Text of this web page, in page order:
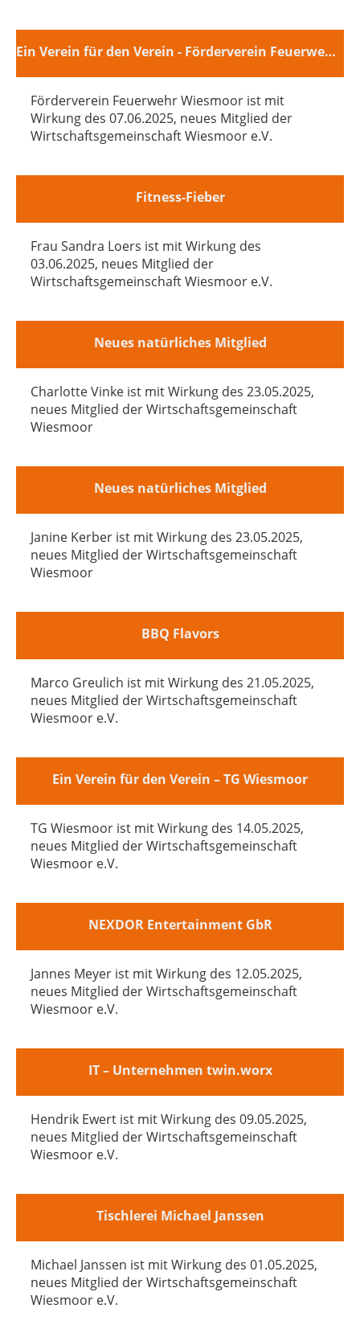
Ein Verein für den Verein - Förderverein Feuerwehr Wiesmoor
Förderverein Feuerwehr Wiesmoor ist mit
Wirkung des 07.06.2025, neues Mitglied der
Wirtschaftsgemeinschaft Wiesmoor e.V.
Fitness-Fieber
Frau Sandra Loers ist mit Wirkung des
03.06.2025, neues Mitglied der
Wirtschaftsgemeinschaft Wiesmoor e.V.
Neues natürliches Mitglied
Charlotte Vinke ist mit Wirkung des 23.05.2025,
neues Mitglied der Wirtschaftsgemeinschaft
Wiesmoor
Neues natürliches Mitglied
Janine Kerber ist mit Wirkung des 23.05.2025,
neues Mitglied der Wirtschaftsgemeinschaft
Wiesmoor
BBQ Flavors
Marco Greulich ist mit Wirkung des 21.05.2025,
neues Mitglied der Wirtschaftsgemeinschaft
Wiesmoor e.V.
Ein Verein für den Verein – TG Wiesmoor
TG Wiesmoor ist mit Wirkung des 14.05.2025,
neues Mitglied der Wirtschaftsgemeinschaft
Wiesmoor e.V.
NEXDOR Entertainment GbR
Jannes Meyer ist mit Wirkung des 12.05.2025,
neues Mitglied der Wirtschaftsgemeinschaft
Wiesmoor e.V.
IT – Unternehmen twin.worx
Hendrik Ewert ist mit Wirkung des 09.05.2025,
neues Mitglied der Wirtschaftsgemeinschaft
Wiesmoor e.V.
Tischlerei Michael Janssen
Michael Janssen ist mit Wirkung des 01.05.2025,
neues Mitglied der Wirtschaftsgemeinschaft
Wiesmoor e.V.